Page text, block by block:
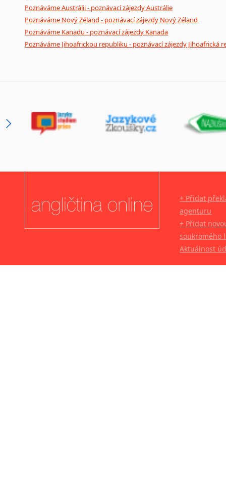
Poznáváme Austrálii - poznávací zájezdy Austrálie
Poznáváme Nový Zéland - poznávací zájezdy Nový Zéland
Poznáváme Kanadu - poznávací zájezdy Kanada
Poznáváme Jihoafrickou republiku - poznávací zájezdy Jihoafrická
+ Přidat
agenturu
+ Přidat
soukromého
Aktuálnost